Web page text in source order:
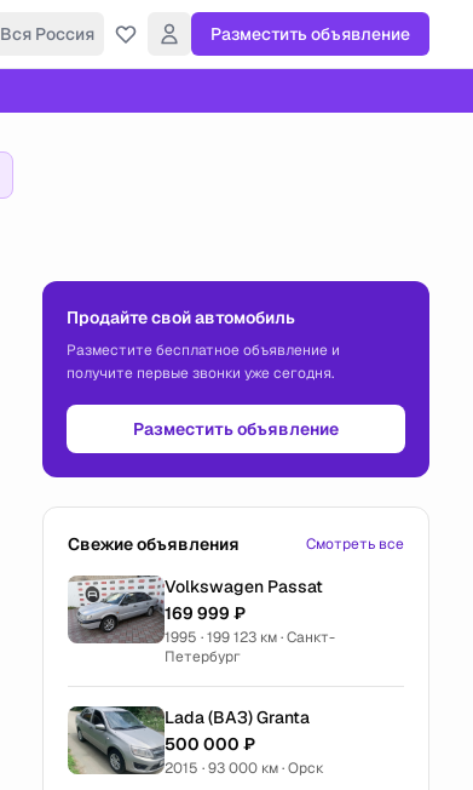
Вся Россия Разместить объявление
Продайте свой автомобиль
Разместите бесплатное объявление и
получите первые звонки уже сегодня.
Разместить объявление
Свежие объявления Смотреть все
Volkswagen Passat
169 999 ₽
1995 · 199 123 км · Санкт-
Петербург
Lada (ВАЗ) Granta
500 000 ₽
2015 · 93 000 км · Орск